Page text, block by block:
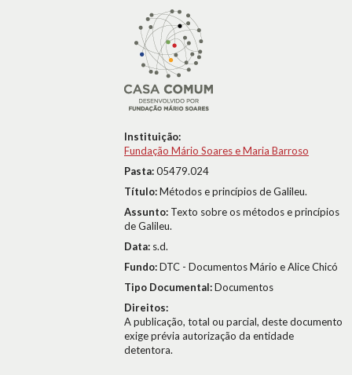
Instituição:
Fundação Mário Soares e Maria Barroso
Pasta:05479.024
Título:Métodos e princípios de Galileu.
Assunto: Texto sobre os métodos e princípios
de Galileu.
Data: s.d.
Fundo:DTC - Documentos Mário e Alice Chicó
Tipo Documental:Documentos
Direitos:
A publicação, total ou parcial, deste documento
exige prévia autorização da entidade
detentora.